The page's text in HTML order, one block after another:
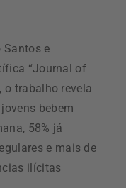
Santos e
“Journal of
o trabalho revela
bebem
58% já
e mais de
ilícitas